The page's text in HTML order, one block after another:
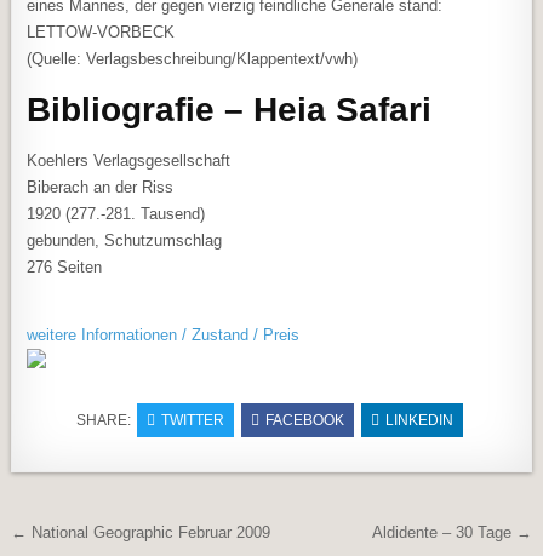
eines Mannes, der gegen vierzig feindliche Generale stand:
LETTOW-VORBECK
(Quelle: Verlagsbeschreibung/Klappentext/vwh)
Bibliografie – Heia Safari
Koehlers Verlagsgesellschaft
Biberach an der Riss
1920 (277.-281. Tausend)
gebunden, Schutzumschlag
276 Seiten
weitere Informationen / Zustand / Preis
SHARE: TWITTER FACEBOOK LINKEDIN
Beitragsnavigation Aldidente – 30 Tage →
← National Geographic Februar 2009